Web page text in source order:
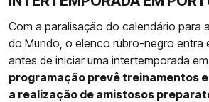
Com a paralisação do calendário para
do Mundo, o elenco rubro-negro entra
antes de iniciar uma intertemporada
programação prevê treinamentos
a realização de amistosos